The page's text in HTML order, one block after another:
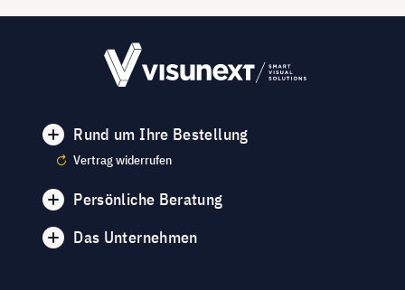
Rund um Ihre Bestellung
Vertrag widerrufen
Persönliche Beratung
Das Unternehmen